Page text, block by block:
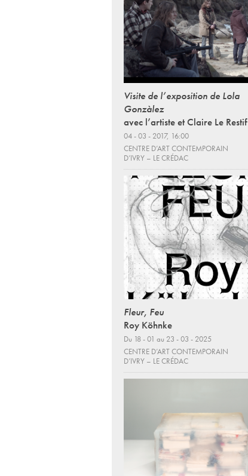
Visite de l’exposition de Lola
Gonzàlez
avec l’artiste et Claire Le Restif
04 - 03 - 2017, 16:00
CENTRE D’ART CONTEMPORAIN
D’IVRY – LE CRÉDAC
Fleur, Feu
Roy Köhnke
Du 18 - 01 au 23 - 03 - 2025
CENTRE D’ART CONTEMPORAIN
D’IVRY – LE CRÉDAC